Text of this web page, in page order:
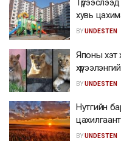
хувь
BYUNDESTEN
Японы хэт
BYUNDESTEN
Нутгийн
BYUNDESTEN